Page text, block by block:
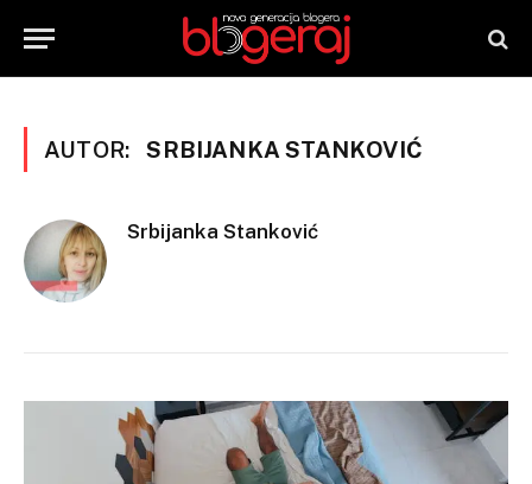
AUTOR: SRBIJANKA STANKOVIĆ
Srbijanka Stanković